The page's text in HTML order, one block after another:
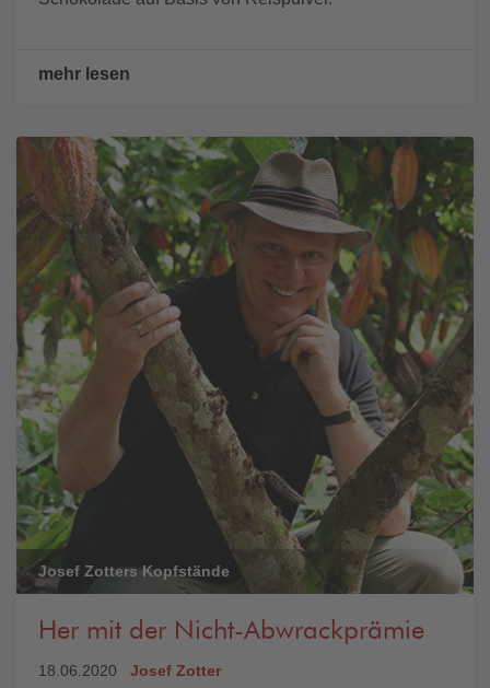
mehr lesen
Josef Zotters Kopfstände
Her mit der Nicht-Abwrackprämie
18.06.2020 Josef Zotter